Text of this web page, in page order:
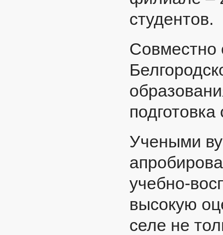
студентов.
Совместно
Учеными
учебно-
высокую
селе не